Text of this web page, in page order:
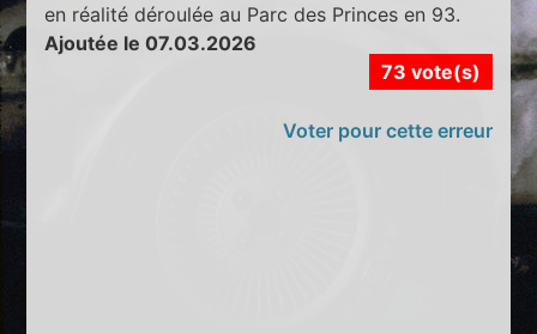
en réalité déroulée au Parc des Princes en 93.
Ajoutée le 07.03.2026
73 vote(s)
Voter pour cette erreur